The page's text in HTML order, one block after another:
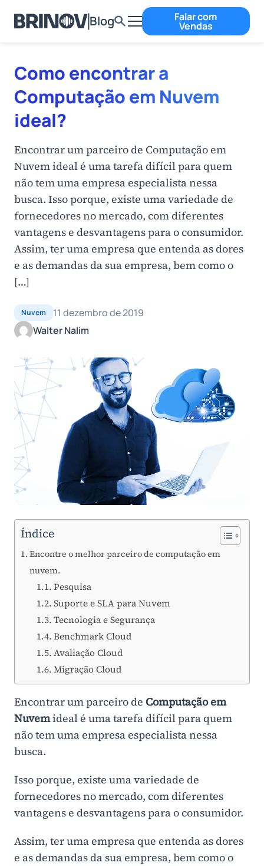
Blog Falar com
Vendas
Como encontrar a
Computação em Nuvem
ideal?
Encontrar um parceiro de Computação em
Nuvem ideal é uma tarefa difícil para quem
não tem uma empresa especialista nessa
busca. Isso porque, existe uma variedade de
fornecedores no mercado, com diferentes
vantagens e desvantagens para o consumidor.
Assim, ter uma empresa que entenda as dores
e as demandas da sua empresa, bem como o
[…]
Walter Nalim
Nuvem 11 dezembro de 2019
Índice
Encontre o melhor parceiro de computação em
nuvem.
Pesquisa
Suporte e SLA para Nuvem
Tecnologia e Segurança
Benchmark Cloud
Avaliação Cloud
Migração Cloud
Encontrar um parceiro de Computação em
Nuvemideal é uma tarefa difícil para quem
não tem uma empresa especialista nessa
busca.
Isso porque, existe uma variedade de
fornecedores no mercado, com diferentes
vantagens e desvantagens para o consumidor.
Assim, ter uma empresa que entenda as dores
e as demandas da sua empresa, bem como o